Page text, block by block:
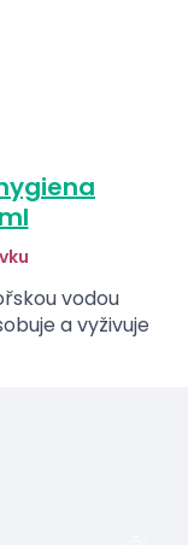
vodou
a vyživuje